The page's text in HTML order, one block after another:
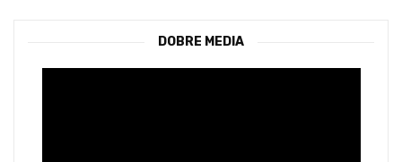
DOBRE MEDIA